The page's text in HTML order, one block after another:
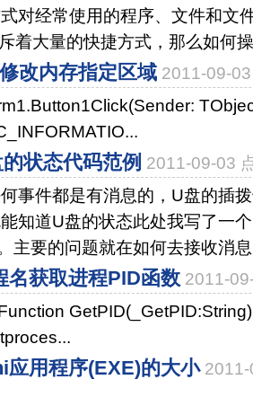
对经常使用的程序、文件和文
着大量的快捷方式，那么如何
改内存指定区域 2011-09-
状态代码范例 2011-09-03
事件都是有消息的，U盘的插
知道U盘的状态此处我写了一
主要的问题就在如何去接收消
名获取进程PID函数 2011-
应用程序(EXE)的大小